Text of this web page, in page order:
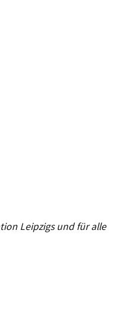
Leipzigs und für alle